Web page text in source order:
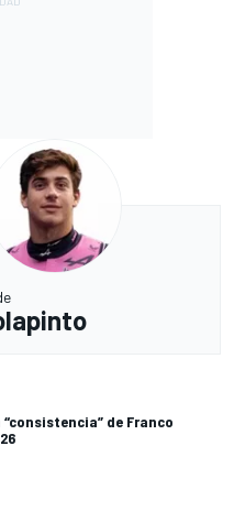
“consistencia” de Franco